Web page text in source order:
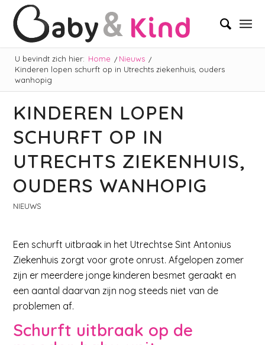
U bevindt zich hier: Home / Nieuws /
Kinderen lopen schurft op in Utrechts ziekenhuis, ouders
wanhopig
KINDEREN LOPEN
SCHURFT OP IN
UTRECHTS ZIEKENHUIS,
OUDERS WANHOPIG
NIEUWS
Een schurft uitbraak in het Utrechtse Sint Antonius
Ziekenhuis zorgt voor grote onrust. Afgelopen zomer
zijn er meerdere jonge kinderen besmet geraakt en
een aantal daarvan zijn nog steeds niet van de
problemen af.
Schurft uitbraak op de